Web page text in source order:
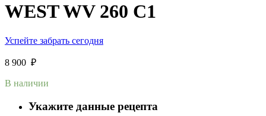
WEST WV 260 C1
Успейте забрать сегодня
8 900 ₽
В наличии
Укажите данные рецепта